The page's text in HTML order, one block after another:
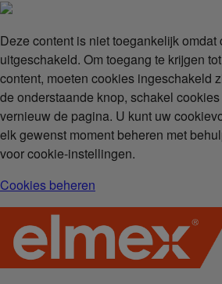
Deze content is niet toegankelijk omdat
uitgeschakeld. Om toegang te krijgen
content, moeten cookies ingeschakeld
de onderstaande knop, schakel
vernieuw de pagina. U kunt uw
elk gewenst moment beheren met
voor cookie-instellingen.
Cookies beheren